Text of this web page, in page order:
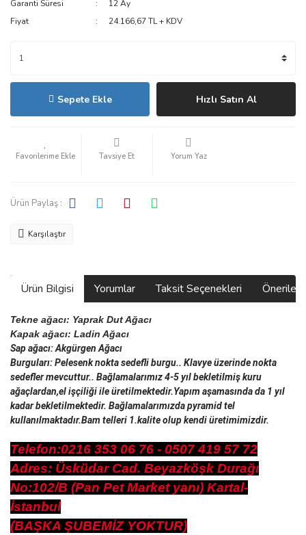
Garanti Süresi
12 Ay
Fiyat
24.166,67 TL + KDV
Sepete Ekle Hızlı Satın Al
Tavsiye Et Yorum Yaz
Ürün Paylaş :
Karşılaştır
Ürün Bilgisi Yorumlar Taksit Seçenekleri
Tekne ağacı: Yaprak Dut Ağacı
Kapak ağacı: Ladin Ağacı
Sap ağacı: Akgürgen Ağacı
Burguları: Pelesenk nokta sedefli burgu.. Klavye üzerinde nokta
sedefler mevcuttur.. Bağlamalarımız 4-5 yıl bekletilmiş kuru
ağaçlardan,el işçiliği ile üretilmektedir.Yapım aşamasında da 1 yıl
kadar bekletilmektedir. Bağlamalarımızda pyramid tel
kullanılmaktadır.Bam telleri 1.kalite olup kendi üretimimizdir.
Telefon:0216 353 06 76 - 0507 419 57 72
Adres: Üsküdar Cad. Beyazköşk Durağı
No:102/B (Pan Pet Market yanı) Kartal-
İstanbul
(BAŞKA ŞUBEMİZ YOKTUR)